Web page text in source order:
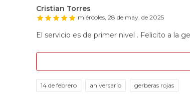
Cristian Torres
miércoles, 28 de may. de 2025
El servicio es de primer nivel . Felicito a la
14 de febrero aniversario gerberas rojas